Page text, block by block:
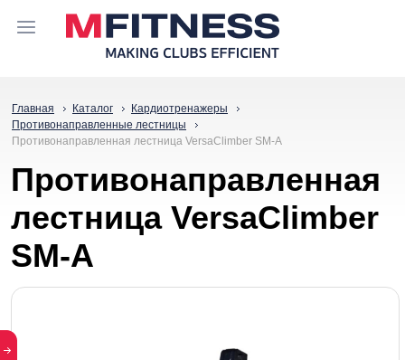
Главная Каталог
Кардиотренажеры
Противонаправленные лестницы
Противонаправленная лестница VersaClimber SM-A
Противонаправленная
лестница VersaClimber
SM-A